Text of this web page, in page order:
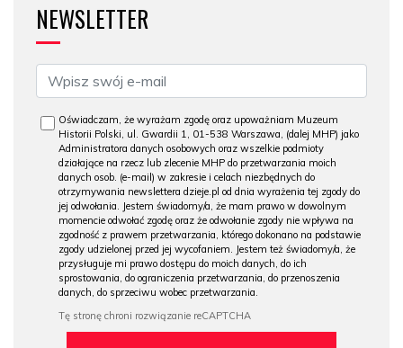
NEWSLETTER
Oświadczam, że wyrażam zgodę oraz upoważniam Muzeum
Historii Polski, ul. Gwardii 1, 01-538 Warszawa, (dalej MHP) jako
Administratora danych osobowych oraz wszelkie podmioty
działające na rzecz lub zlecenie MHP do przetwarzania moich
danych osob. (e-mail) w zakresie i celach niezbędnych do
otrzymywania newslettera dzieje.pl od dnia wyrażenia tej zgody do
jej odwołania. Jestem świadomy/a, że mam prawo w dowolnym
momencie odwołać zgodę oraz że odwołanie zgody nie wpływa na
zgodność z prawem przetwarzania, którego dokonano na podstawie
zgody udzielonej przed jej wycofaniem. Jestem też świadomy/a, że
przysługuje mi prawo dostępu do moich danych, do ich
sprostowania, do ograniczenia przetwarzania, do przenoszenia
danych, do sprzeciwu wobec przetwarzania.